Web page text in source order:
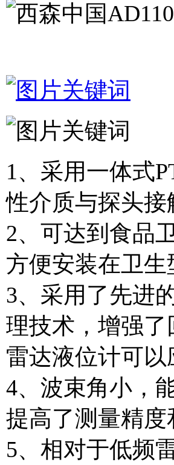
1、采用一体式
性介质与探头
2、可达到食品
方便安装在卫
3、采用了先进
理技术，增强
雷达液位计可
4、波束角小，
提高了测量精
5、相对于低频